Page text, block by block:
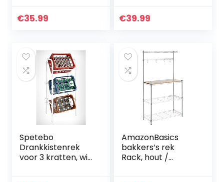
met 5 PP-platen,
€35.99
Kunststof,
€39.99
Spetebo
Drankkistenrek
voor 3 kratten, wit,
AmazonBasics
bakkers’s rek
Rack, hout /